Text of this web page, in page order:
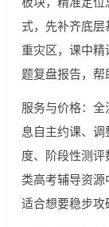
式，先补齐底
重灾区，课中
题复盘报告，帮
服务与价格：
息自主约课、
度、阶段性测
类高考辅导资源
适合想要稳步攻